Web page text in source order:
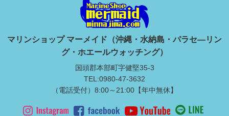
マリンショップ マーメイド（沖縄・水納島・パラセ―リン
グ・ホエールウォッチング）
国頭郡本部町字健堅35-3
TEL:0980-47-3632
（電話受付）8:00～21:00【年中無休】